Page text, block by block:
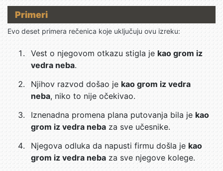
Primeri
Evo deset primera rečenica koje uključuju ovu izreku:
Vest o njegovom otkazu stigla je kao grom iz
vedra neba.
Njihov razvod došao je kao grom iz vedra
neba, niko to nije očekivao.
Iznenadna promena plana putovanja bila je kao
grom iz vedra neba za sve učesnike.
Njegova odluka da napusti firmu došla je kao
grom iz vedra neba za sve njegove kolege.